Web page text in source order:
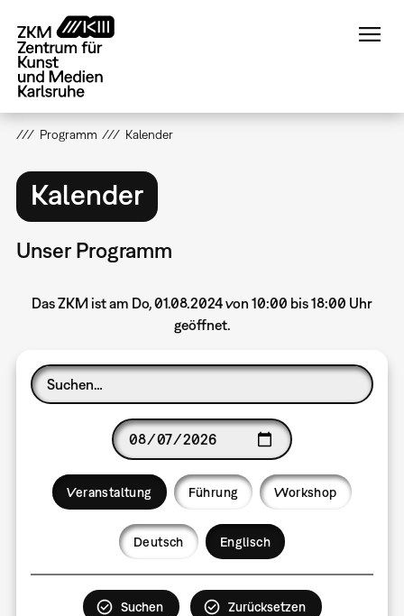
zum
Inhalt
Programm Kalender
Kalender
Unser Programm
Das ZKM ist am Do, 01.08.2024 von 10:00 bis 18:00 Uhr
geöffnet.
Veranstaltung Führung Workshop
Deutsch Englisch